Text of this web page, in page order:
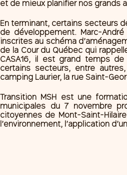
et de mieux planifier nos grands
En terminant, certains secteurs
de développement. Marc-
inscrites au schéma
de la Cour du Québec qui
CASA16, il est grand temps
certains secteurs, entre
camping Laurier, la rue Saint-
Transition MSH est une
municipales du 7 novembre
citoyennes de Mont-Saint-
l’environnement, l’application